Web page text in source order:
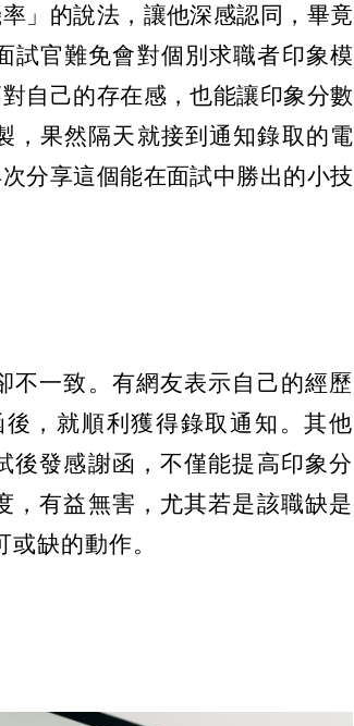
」的說法，讓他深感認同，畢竟
試官難免會對個別求職者印象模
自己的存在感，也能讓印象分數
，果然隔天就接到通知錄取的電
分享這個能在面試中勝出的小技
不一致。有網友表示自己的經歷
，就順利獲得錄取通知。其他
後發感謝函，不僅能提高印象分
，有益無害，尤其若是該職缺是
缺的動作。